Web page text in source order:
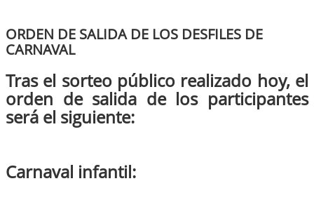
ORDEN DE SALIDA DE LOS DESFILES DE
CARNAVAL
Tras el sorteo público realizado hoy, el
orden de salida de los participantes
será el siguiente:
Carnaval infantil: